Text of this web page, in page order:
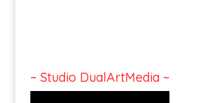
~ Studio DualArtMedia ~
Video